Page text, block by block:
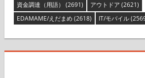
資金調達（用語） (2691) アウトドア (2621)
EDAMAME/えだまめ (2618) IT/モバイル